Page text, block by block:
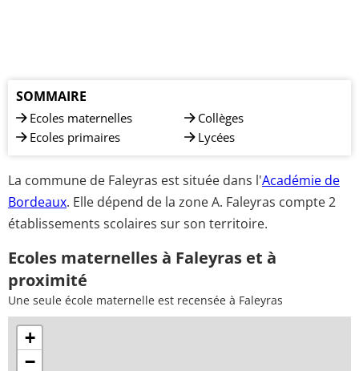
SOMMAIRE
Ecoles maternelles
Ecoles primaires
Collèges
Lycées
La commune de Faleyras est située dans l'Académie de
Bordeaux. Elle dépend de la zone A. Faleyras compte 2
établissements scolaires sur son territoire.
Ecoles maternelles à Faleyras et à
proximité
Une seule école maternelle est recensée à Faleyras
+
−